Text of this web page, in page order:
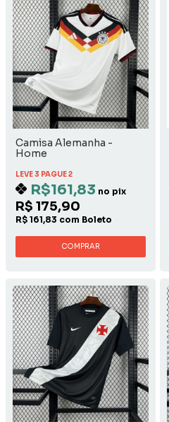
Camisa Alemanha -
Home
LEVE 3 PAGUE 2
R$161,83 no pix
R$ 175,90
R$ 161,83 com Boleto
COMPRAR